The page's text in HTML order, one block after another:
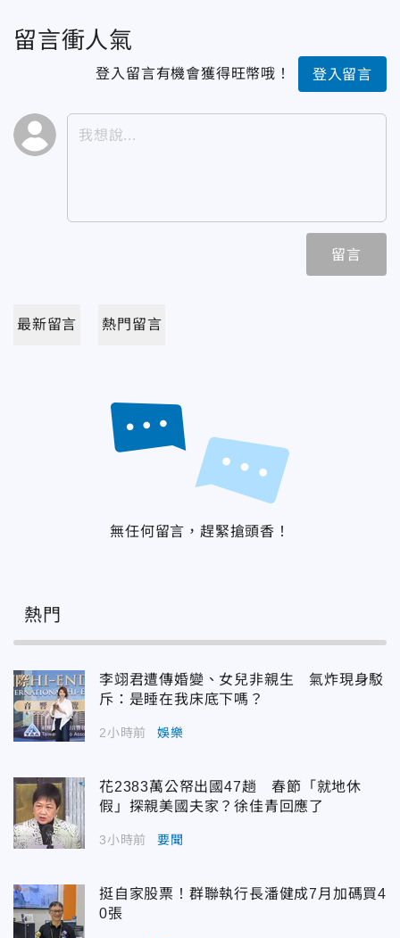
留言衝人氣
登入留言有機會獲得旺幣哦！ 登入留言
留言
最新留言 熱門留言
無任何留言，趕緊搶頭香！
熱門
李翊君遭傳婚變、女兒非親生 氣炸現身駁
斥：是睡在我床底下嗎？
2小時前 娛樂
花2383萬公帑出國47趟 春節「就地休
假」探親美國夫家？徐佳青回應了
3小時前 要聞
挺自家股票！群聯執行長潘健成7月加碼買4
0張